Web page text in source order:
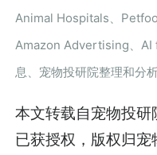
Animal Hospitals、
Amazon Advertising、AI
息、宠物投研院整理和分
本文转载自宠物投
已获授权，版权归